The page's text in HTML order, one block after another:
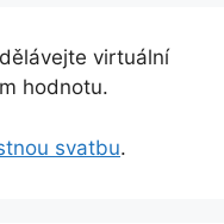
virtuální
hodnotu.
svatbu.